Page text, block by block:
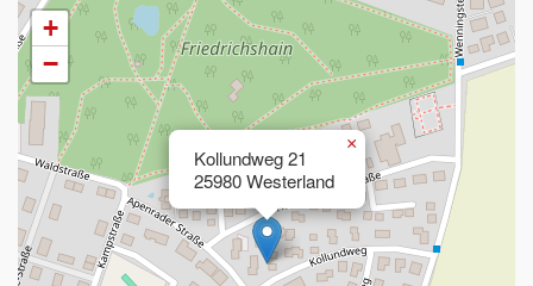
Kollundweg 21
25980 Westerland
×
+
−